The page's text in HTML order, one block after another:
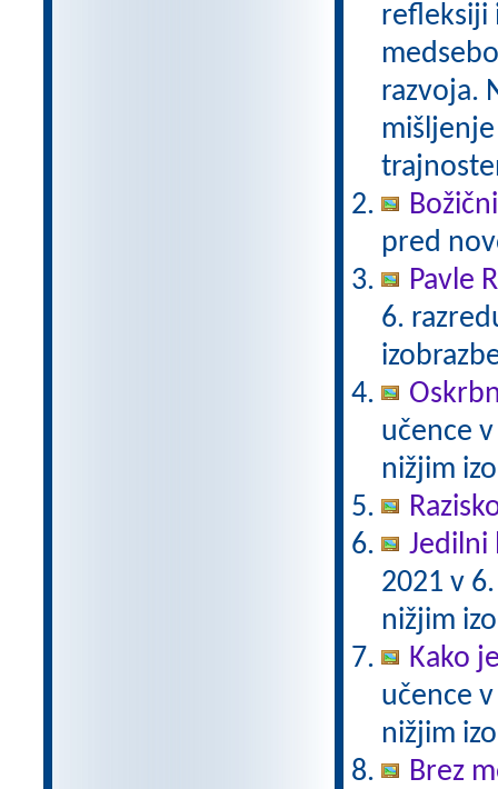
refleksiji
razvoja.
pred
Pavle
6.
učence
nižjim
Jedilni
2021 v
nižjim
Kako
učence
nižjim
Brez